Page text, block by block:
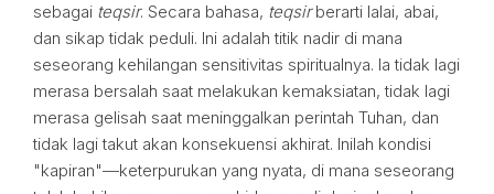
sebagai teqsir. Secara bahasa, teqsirberarti lalai, abai,
dan sikap tidak peduli. Ini adalah titik nadir di mana
seseorang kehilangan sensitivitas spiritualnya. Ia tidak lagi
merasa bersalah saat melakukan kemaksiatan, tidak lagi
merasa gelisah saat meninggalkan perintah Tuhan, dan
tidak lagi takut akan konsekuensi akhirat. Inilah kondisi
"kapiran"—keterpurukan yang nyata, di mana seseorang